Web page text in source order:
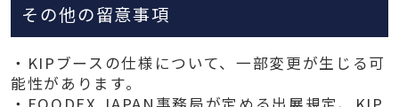
その他の留意事項
・KIPブースの仕様について、一部変更が生じる可
能性があります。